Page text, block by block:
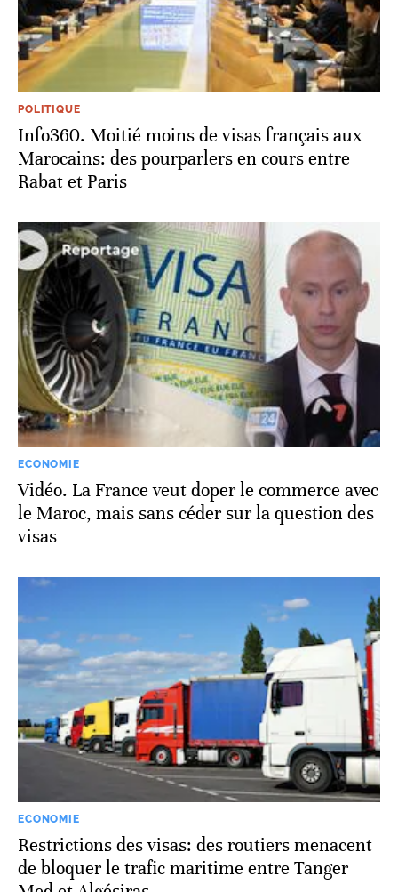
POLITIQUE
Info360. Moitié moins de visas français aux
Marocains: des pourparlers en cours entre
Rabat et Paris
ECONOMIE
Vidéo. La France veut doper le commerce avec
le Maroc, mais sans céder sur la question des
visas
ECONOMIE
Restrictions des visas: des routiers menacent
de bloquer le trafic maritime entre Tanger